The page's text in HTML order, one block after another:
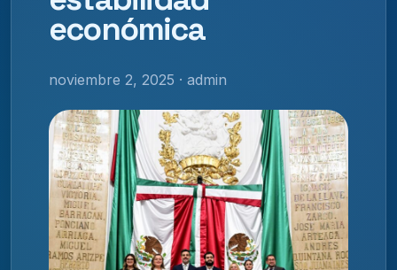
económica
noviembre 2, 2025 · admin